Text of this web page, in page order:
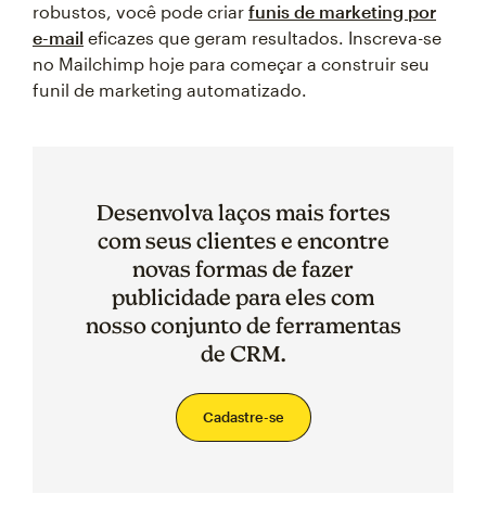
robustos, você pode criar funis de marketing por
e-mail eficazes que geram resultados. Inscreva-se
no Mailchimp hoje para começar a construir seu
funil de marketing automatizado.
Desenvolva laços mais fortes
com seus clientes e encontre
novas formas de fazer
publicidade para eles com
nosso conjunto de ferramentas
de CRM.
Cadastre-se